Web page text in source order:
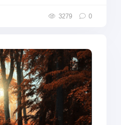
3279 0